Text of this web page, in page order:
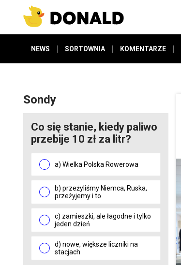
NEWS SORTOWNIA KOMENTARZE
Sondy
Co się stanie, kiedy paliwo
przebije 10 zł za litr?
a) Wielka Polska Rowerowa
b) przeżyliśmy Niemca, Ruska,
przeżyjemy i to
c) zamieszki, ale łagodne i tylko
jeden dzień
d) nowe, większe liczniki na
stacjach